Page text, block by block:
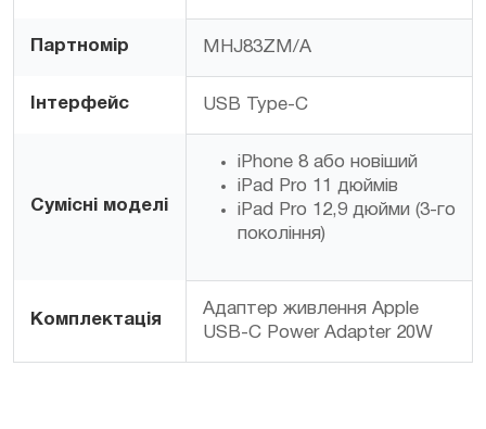
Партномір MHJ83ZM/A
Інтерфейс USB Type-C
Сумісні моделі
iPhone 8 або новіший
iPad Pro 11 дюймів
iPad Pro 12,9 дюйми (3-го
покоління)
Комплектація
Адаптер живлення Apple
USB-C Power Adapter 20W